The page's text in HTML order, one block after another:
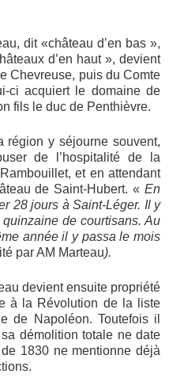
dit «château d’en bas »,
d’en haut », devient
Chevreuse, puis du Comte
ci acquiert le domaine de
fils le duc de Penthièvre.
région y séjourne souvent,
de l’hospitalité de la
et en attendant
de Saint-Hubert. « En
28 jours à Saint-Léger. Il y
quinzaine de courtisans. Au
année il y passa le mois
par AM Marteau).
devient ensuite propriété
à la Révolution de la liste
de Napoléon. Toutefois il
démolition totale ne date
1830 ne mentionne déjà